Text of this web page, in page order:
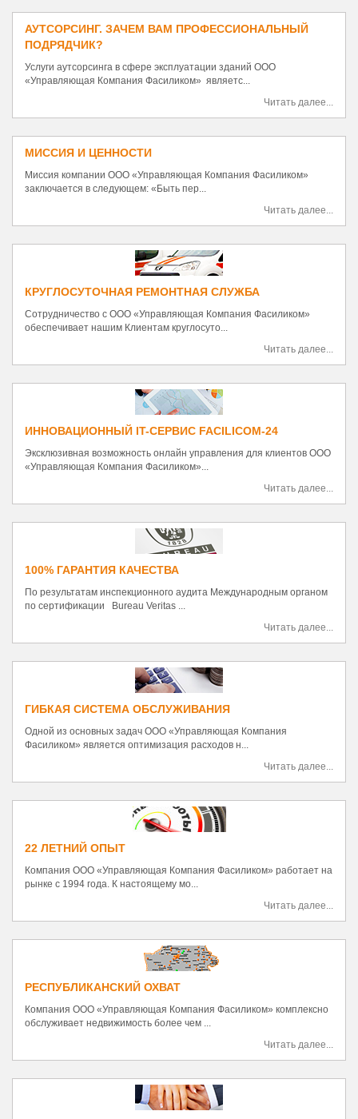
АУТСОРСИНГ. ЗАЧЕМ ВАМ ПРОФЕССИОНАЛЬНЫЙ
ПОДРЯДЧИК?
Услуги аутсорсинга в сфере эксплуатации зданий ООО
«Управляющая Компания Фасиликом» являетс...
Читать далее...
МИССИЯ И ЦЕННОСТИ
Миссия компании ООО «Управляющая Компания Фасиликом»
заключается в следующем: «Быть пер...
Читать далее...
КРУГЛОСУТОЧНАЯ РЕМОНТНАЯ СЛУЖБА
Сотрудничество с ООО «Управляющая Компания Фасиликом»
обеспечивает нашим Клиентам круглосуто...
Читать далее...
ИННОВАЦИОННЫЙ IT-CЕРВИС FACILICOM-24
Эксклюзивная возможность онлайн управления для клиентов ООО
«Управляющая Компания Фасиликом»...
Читать далее...
100% ГАРАНТИЯ КАЧЕСТВА
По результатам инспекционного аудита Международным органом
по сертификации Bureau Veritas ...
Читать далее...
ГИБКАЯ СИСТЕМА ОБСЛУЖИВАНИЯ
Одной из основных задач ООО «Управляющая Компания
Фасиликом» является оптимизация расходов н...
Читать далее...
22 ЛЕТНИЙ ОПЫТ
Компания ООО «Управляющая Компания Фасиликом» работает на
рынке с 1994 года. К настоящему мо...
Читать далее...
РЕСПУБЛИКАНСКИЙ ОХВАТ
Компания ООО «Управляющая Компания Фасиликом» комплексно
обслуживает недвижимость более чем ...
Читать далее...